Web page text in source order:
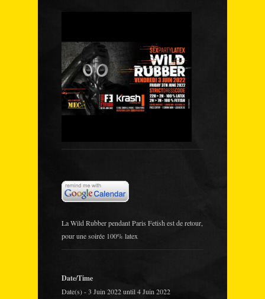
La Wild Rubber pendant Paris Fetish est de retour,
pour une soirée 100% latex
Date/Time
Date(s) - 3 Juin 2022 until 4 Juin 2022